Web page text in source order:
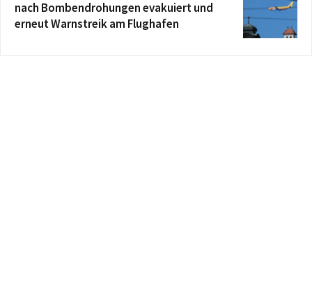
nach Bombendrohungen evakuiert und
erneut Warnstreik am Flughafen